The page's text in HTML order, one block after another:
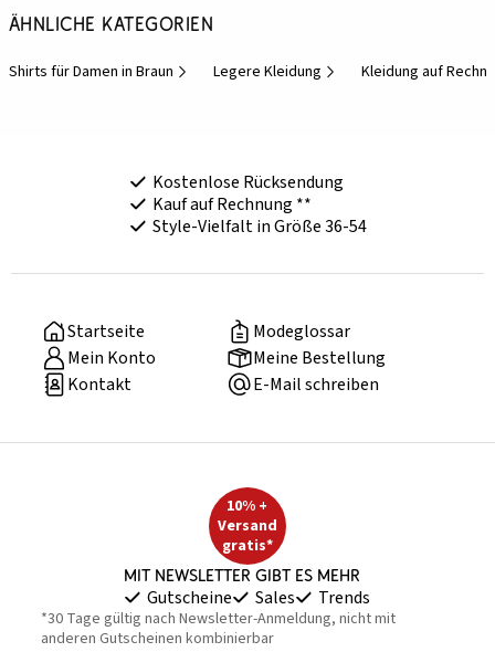
Ähnliche Kategorien
Shirts für Damen in Braun Legere Kleidung Kleidung auf
Kostenlose Rücksendung
Kauf auf Rechnung **
Style-Vielfalt in Größe 36-54
Startseite
Modeglossar
Mein Konto
Meine Bestellung
Kontakt
E-Mail schreiben
10% +
Versand
gratis*
Mit Newsletter gibt es mehr
Gutscheine Sales Trends
*30 Tage gültig nach Newsletter-Anmeldung, nicht mit
anderen Gutscheinen kombinierbar